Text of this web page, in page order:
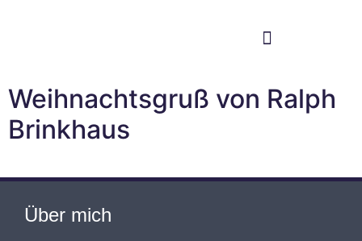
Weihnachtsgruß von Ralph
Brinkhaus
Über mich